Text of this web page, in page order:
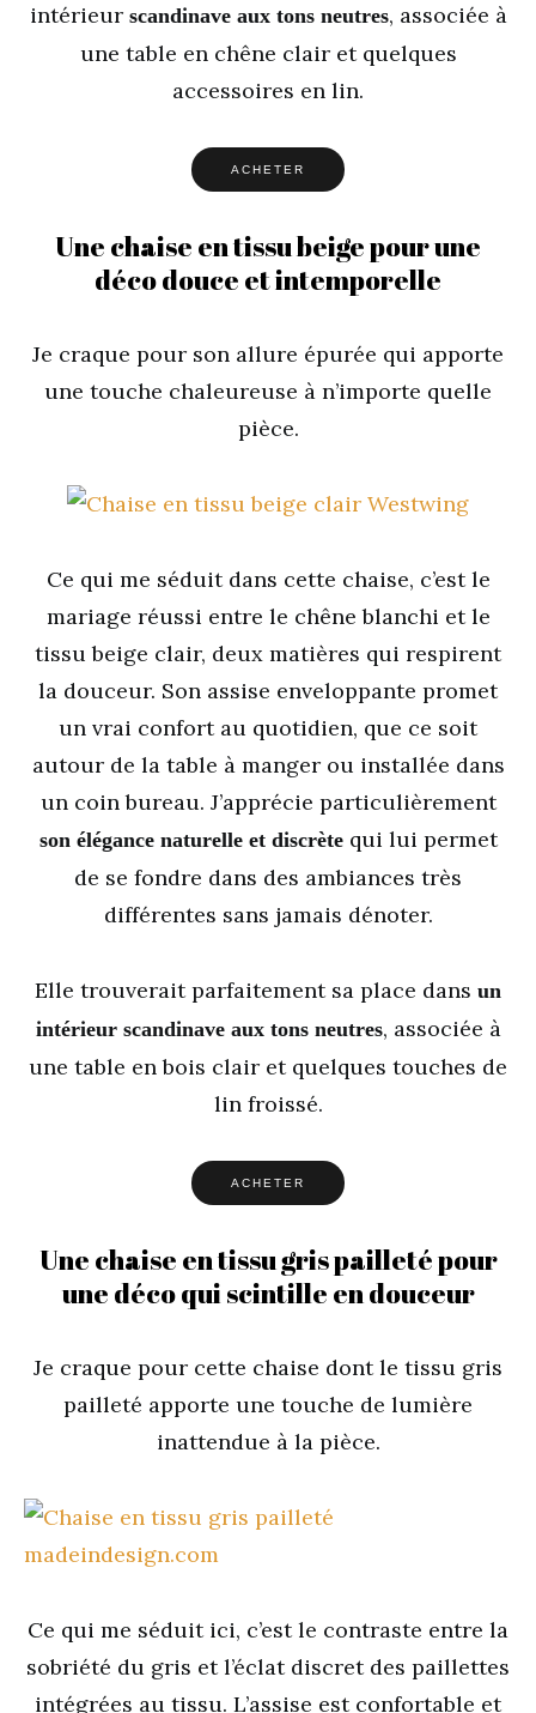
intérieur scandinave aux tons neutres, associée à
une table en chêne clair et quelques
accessoires en lin.
ACHETER
Une chaise en tissu beige pour une
déco douce et intemporelle
Je craque pour son allure épurée qui apporte
une touche chaleureuse à n’importe quelle
pièce.
Ce qui me séduit dans cette chaise, c’est le
mariage réussi entre le chêne blanchi et le
tissu beige clair, deux matières qui respirent
la douceur. Son assise enveloppante promet
un vrai confort au quotidien, que ce soit
autour de la table à manger ou installée dans
un coin bureau. J’apprécie particulièrement
son élégance naturelle et discrètequi lui permet
de se fondre dans des ambiances très
différentes sans jamais dénoter.
Elle trouverait parfaitement sa place dans un
intérieur scandinave aux tons neutres, associée à
une table en bois clair et quelques touches de
lin froissé.
ACHETER
Une chaise en tissu gris pailleté pour
une déco qui scintille en douceur
Je craque pour cette chaise dont le tissu gris
pailleté apporte une touche de lumière
inattendue à la pièce.
Ce qui me séduit ici, c’est le contraste entre la
sobriété du gris et l’éclat discret des paillettes
intégrées au tissu. L’assise est confortable et